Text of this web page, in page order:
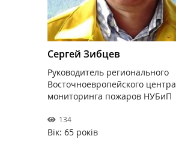
Сергей Зибцев
Руководитель регионального
Восточноевропейского центра
мониторинга пожаров НУБиП
134
Вік: 65 років